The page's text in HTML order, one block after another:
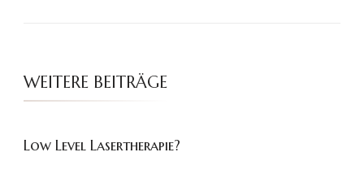
WEITERE BEITRÄGE
Low Level Lasertherapie?